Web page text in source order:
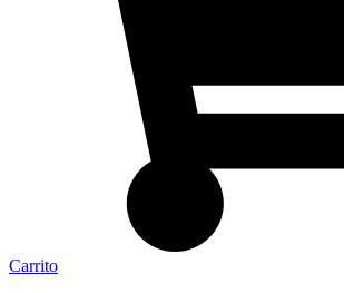
Carrito